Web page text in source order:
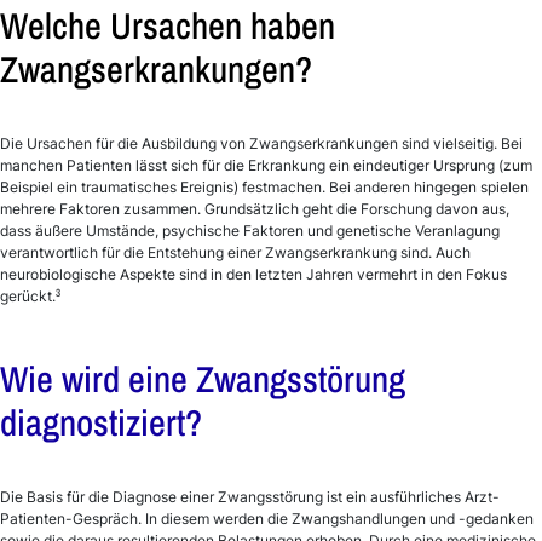
Welche Ursachen haben
Zwangserkrankungen?
Die Ursachen für die Ausbildung von Zwangserkrankungen sind vielseitig. Bei
manchen Patienten lässt sich für die Erkrankung ein eindeutiger Ursprung (zum
Beispiel ein traumatisches Ereignis) festmachen. Bei anderen hingegen spielen
mehrere Faktoren zusammen. Grundsätzlich geht die Forschung davon aus,
dass äußere Umstände, psychische Faktoren und genetische Veranlagung
verantwortlich für die Entstehung einer Zwangserkrankung sind. Auch
neurobiologische Aspekte sind in den letzten Jahren vermehrt in den Fokus
gerückt.3
Wie wird eine Zwangsstörung
diagnostiziert?
Die Basis für die Diagnose einer Zwangsstörung ist ein ausführliches Arzt-
Patienten-Gespräch. In diesem werden die Zwangshandlungen und -gedanken